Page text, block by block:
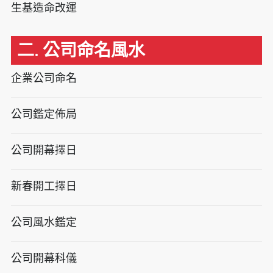
生基造命改運
二. 公司命名風水
企業公司命名
公司鑑定佈局
公司開幕擇日
新春開工擇日
公司風水鑑定
公司開幕科儀